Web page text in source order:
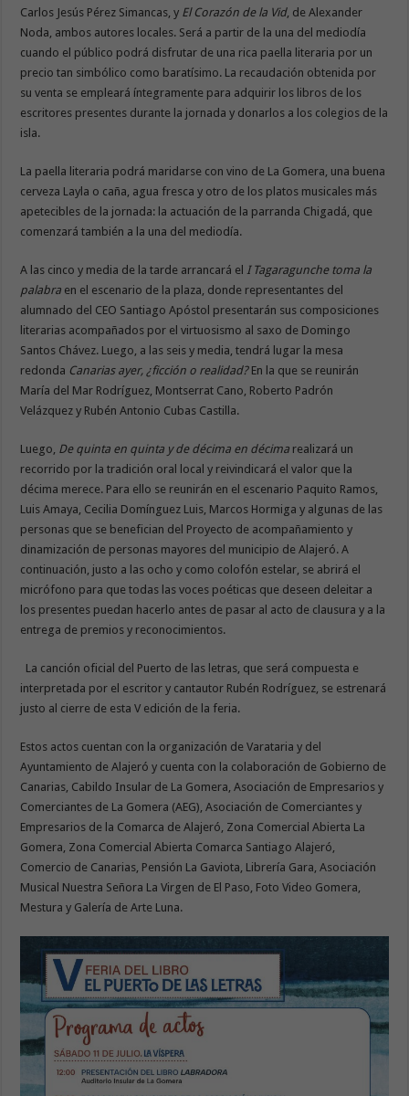
Carlos Jesús Pérez Simancas, y El Corazón de la Vid, de Alexander
Noda, ambos autores locales. Será a partir de la una del mediodía
cuando el público podrá disfrutar de una rica paella literaria por un
precio tan simbólico como baratísimo. La recaudación obtenida por
su venta se empleará íntegramente para adquirir los libros de los
escritores presentes durante la jornada y donarlos a los colegios de la
isla.
La paella literaria podrá maridarse con vino de La Gomera, una buena
cerveza Layla o caña, agua fresca y otro de los platos musicales más
apetecibles de la jornada: la actuación de la parranda Chigadá, que
comenzará también a la una del mediodía.
A las cinco y media de la tarde arrancará el I Tagaragunche toma la
palabra en el escenario de la plaza, donde representantes del
alumnado del CEO Santiago Apóstol presentarán sus composiciones
literarias acompañados por el virtuosismo al saxo de Domingo
Santos Chávez. Luego, a las seis y media, tendrá lugar la mesa
redonda Canarias ayer, ¿ficción o realidad? En la que se reunirán
María del Mar Rodríguez, Montserrat Cano, Roberto Padrón
Velázquez y Rubén Antonio Cubas Castilla.
Luego, De quinta en quinta y de décima en décima realizará un
recorrido por la tradición oral local y reivindicará el valor que la
décima merece. Para ello se reunirán en el escenario Paquito Ramos,
Luis Amaya, Cecilia Domínguez Luis, Marcos Hormiga y algunas de las
personas que se benefician del Proyecto de acompañamiento y
dinamización de personas mayores del municipio de Alajeró. A
continuación, justo a las ocho y como colofón estelar, se abrirá el
micrófono para que todas las voces poéticas que deseen deleitar a
los presentes puedan hacerlo antes de pasar al acto de clausura y a la
entrega de premios y reconocimientos.
La canción oficial del Puerto de las letras, que será compuesta e
interpretada por el escritor y cantautor Rubén Rodríguez, se estrenará
justo al cierre de esta V edición de la feria.
Estos actos cuentan con la organización de Varataria y del
Ayuntamiento de Alajeró y cuenta con la colaboración de Gobierno de
Canarias, Cabildo Insular de La Gomera, Asociación de Empresarios y
Comerciantes de La Gomera (AEG), Asociación de Comerciantes y
Empresarios de la Comarca de Alajeró, Zona Comercial Abierta La
Gomera, Zona Comercial Abierta Comarca Santiago Alajeró,
Comercio de Canarias, Pensión La Gaviota, Librería Gara, Asociación
Musical Nuestra Señora La Virgen de El Paso, Foto Video Gomera,
Mestura y Galería de Arte Luna.